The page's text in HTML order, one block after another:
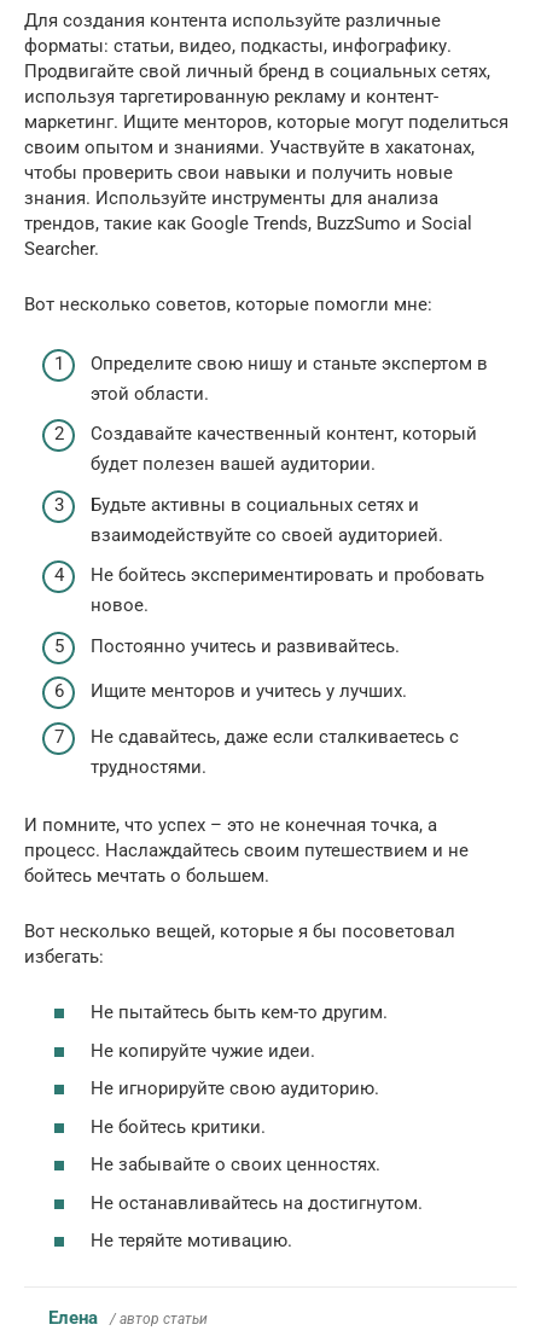
Для создания контента используйте различные
форматы: статьи, видео, подкасты, инфографику.
Продвигайте свой личный бренд в социальных сетях,
используя таргетированную рекламу и контент-
маркетинг. Ищите менторов, которые могут поделиться
своим опытом и знаниями. Участвуйте в хакатонах,
чтобы проверить свои навыки и получить новые
знания. Используйте инструменты для анализа
трендов, такие как Google Trends, BuzzSumo и Social
Searcher.
Вот несколько советов, которые помогли мне:
Определите свою нишу и станьте экспертом в
этой области.
Создавайте качественный контент, который
будет полезен вашей аудитории.
Будьте активны в социальных сетях и
взаимодействуйте со своей аудиторией.
Не бойтесь экспериментировать и пробовать
новое.
Постоянно учитесь и развивайтесь.
Ищите менторов и учитесь у лучших.
Не сдавайтесь, даже если сталкиваетесь с
трудностями.
И помните, что успех – это не конечная точка, а
процесс. Наслаждайтесь своим путешествием и не
бойтесь мечтать о большем.
Вот несколько вещей, которые я бы посоветовал
избегать:
Не пытайтесь быть кем-то другим.
Не копируйте чужие идеи.
Не игнорируйте свою аудиторию.
Не бойтесь критики.
Не забывайте о своих ценностях.
Не останавливайтесь на достигнутом.
Не теряйте мотивацию.
Елена / автор статьи